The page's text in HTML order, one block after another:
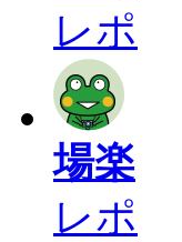
レポ
場楽
レポ